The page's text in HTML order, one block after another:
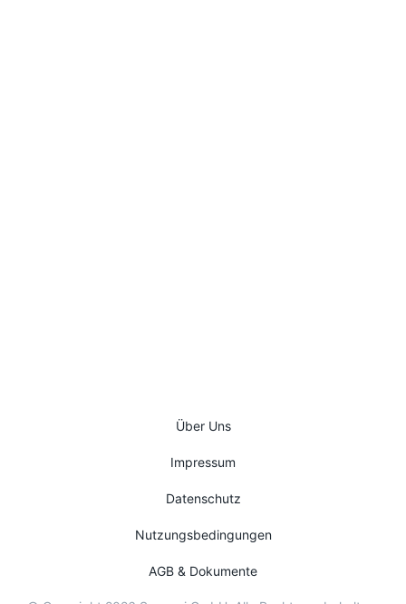
Über Uns
Impressum
Datenschutz
Nutzungsbedingungen
AGB & Dokumente